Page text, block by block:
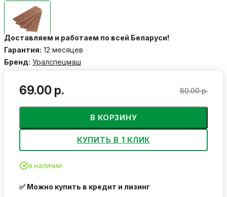
Доставляем и работаем по всей Беларуси!
Гарантия: 12 месяцев
Бренд: Уралспецмаш
69.00 р. 80.00 р.
В КОРЗИНУ
КУПИТЬ В 1 КЛИК
в наличии
✅ Можно купить в кредит и лизинг